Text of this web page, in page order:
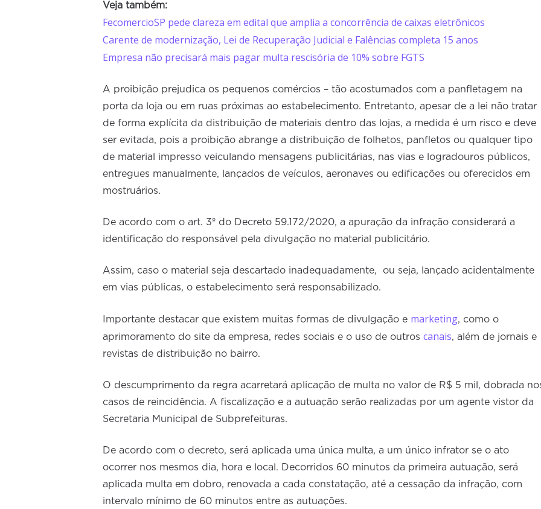
Veja também:
FecomercioSP pede clareza em edital que amplia a concorrência de caixas eletrônicos
Carente de modernização, Lei de Recuperação Judicial e Falências completa 15 anos
Empresa não precisará mais pagar multa rescisória de 10% sobre FGTS
A proibição prejudica os pequenos comércios – tão acostumados com a panfletagem na
porta da loja ou em ruas próximas ao estabelecimento. Entretanto, apesar de a lei não tratar
de forma explícita da distribuição de materiais dentro das lojas, a medida é um risco e deve
ser evitada, pois a proibição abrange a distribuição de folhetos, panfletos ou qualquer tipo
de material impresso veiculando mensagens publicitárias, nas vias e logradouros públicos,
entregues manualmente, lançados de veículos, aeronaves ou edificações ou oferecidos em
mostruários.
De acordo com o art. 3º do Decreto 59.172/2020, a apuração da infração considerará a
identificação do responsável pela divulgação no material publicitário.
Assim, caso o material seja descartado inadequadamente, ou seja, lançado acidentalmente
em vias públicas, o estabelecimento será responsabilizado.
Importante destacar que existem muitas formas de divulgação e marketing, como o
aprimoramento do site da empresa, redes sociais e o uso de outros canais, além de jornais e
revistas de distribuição no bairro.
O descumprimento da regra acarretará aplicação de multa no valor de R$ 5 mil, dobrada
casos de reincidência. A fiscalização e a autuação serão realizadas por um agente vistor da
Secretaria Municipal de Subprefeituras.
De acordo com o decreto, será aplicada uma única multa, a um único infrator se o ato
ocorrer nos mesmos dia, hora e local. Decorridos 60 minutos da primeira autuação, será
aplicada multa em dobro, renovada a cada constatação, até a cessação da infração, com
intervalo mínimo de 60 minutos entre as autuações.